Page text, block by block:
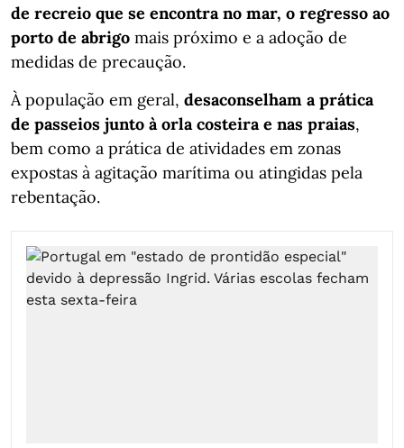
de recreio que se encontra no mar, o regresso ao
porto de abrigo mais próximo e a adoção de
medidas de precaução.
À população em geral, desaconselham a prática
de passeios junto à orla costeira e nas praias,
bem como a prática de atividades em zonas
expostas à agitação marítima ou atingidas pela
rebentação.